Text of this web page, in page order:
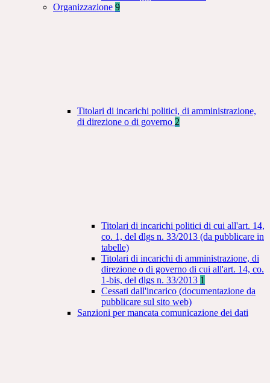
Organizzazione 9
Titolari di incarichi politici, di amministrazione,
di direzione o di governo 2
Titolari di incarichi politici di cui all'art. 14,
co. 1, del dlgs n. 33/2013 (da pubblicare in
tabelle)
Titolari di incarichi di amministrazione, di
direzione o di governo di cui all'art. 14, co.
1-bis, del dlgs n. 33/2013 1
Cessati dall'incarico (documentazione da
pubblicare sul sito web)
Sanzioni per mancata comunicazione dei dati